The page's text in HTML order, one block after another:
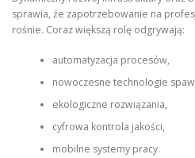
sprawia, że zapotrzebowanie na
rośnie. Coraz większą rolę odgrywają:
automatyzacja procesów,
nowoczesne technologie
ekologiczne rozwiązania,
cyfrowa kontrola jakości,
mobilne systemy pracy.